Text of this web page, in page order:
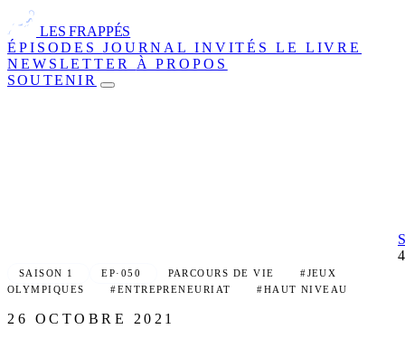
LES FRAPPÉS
ÉPISODES JOURNAL INVITÉSLE LIVRE
NEWSLETTER À PROPOS
SOUTENIR
SAISON 1 EP·050 PARCOURS DE VIE
#JEUX
OLYMPIQUES
#ENTREPRENEURIAT #HAUT NIVEAU
26 OCTOBRE 2021